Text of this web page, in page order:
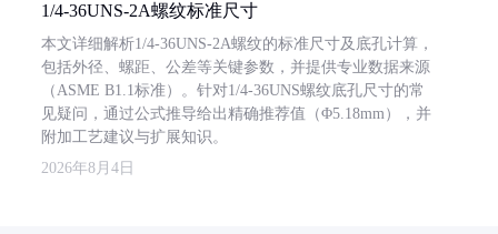
1/4-36UNS-2A螺纹标准尺寸
本文详细解析1/4-36UNS-2A螺纹的标准尺寸及底孔计算，
包括外径、螺距、公差等关键参数，并提供专业数据来源
（ASME B1.1标准）。针对1/4-36UNS螺纹底孔尺寸的常
见疑问，通过公式推导给出精确推荐值（Φ5.18mm），并
附加工艺建议与扩展知识。
2026年8月4日